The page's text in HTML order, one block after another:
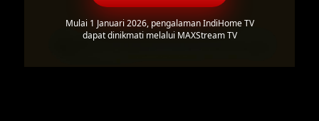
Mulai 1 Januari 2026, pengalaman IndiHome TV
dapat dinikmati melalui MAXStream TV